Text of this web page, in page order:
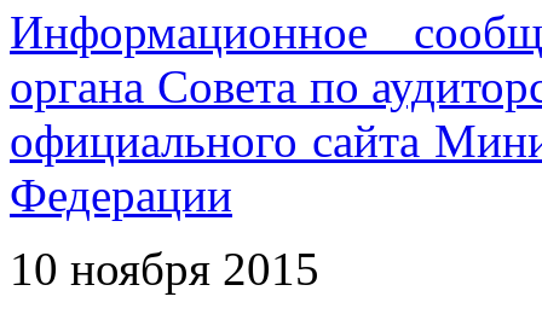
Информационное
органа Совета по
официального сайта
Федерации
10 ноября 2015